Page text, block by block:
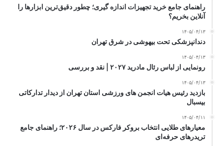
راهنمای جامع خرید تجهیزات اندازه گیری؛ چطور دقیق‌ترین ابزارها را
آنلاین بخریم؟
۱۴۰۵/۰۴/۱۳
دندانپزشکی تحت بیهوشی در شرق تهران
۱۴۰۵/۰۴/۱۳
رونمایی از لباس رئال مادرید ۲۰۲۷ | نقد و بررسی
۱۴۰۵/۰۴/۱۳
بازدید رئیس هیات انجمن های ورزشی استان تهران از دیدار تدارکاتی
بیسبال
۱۴۰۵/۰۴/۱۱
معیارهای طلایی انتخاب بروکر فارکس در سال ۲۰۲۶؛ راهنمای جامع
تریدرهای حرفه‌ای